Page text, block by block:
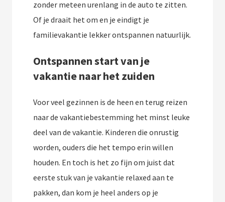
zonder meteen urenlang in de auto te zitten.
Of je draait het om en je eindigt je
familievakantie lekker ontspannen natuurlijk.
Ontspannen start van je
vakantie naar het zuiden
Voor veel gezinnen is de heen en terug reizen
naar de vakantiebestemming het minst leuke
deel van de vakantie. Kinderen die onrustig
worden, ouders die het tempo erin willen
houden. En toch is het zo fijn om juist dat
eerste stuk van je vakantie relaxed aan te
pakken, dan kom je heel anders op je